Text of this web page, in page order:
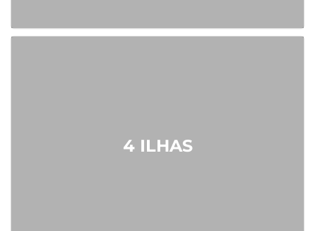
4 ILHAS